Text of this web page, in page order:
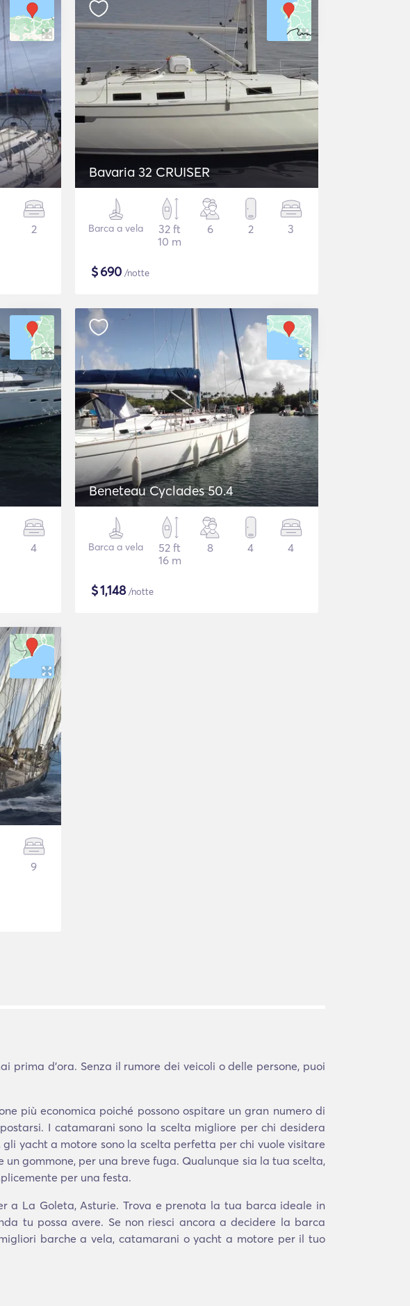
2
Bavaria 32 CRUISER
Barca a vela
32 ft
10 m
6 2 3
$690 /notte
4
Beneteau Cyclades 50.4
Barca a vela
52 ft
16 m
8 4 4
$1,148/notte
9
prima d'ora. Senza il rumore dei veicoli o delle persone, puoi
più economica poiché possono ospitare un gran numero di
I catamarani sono la scelta migliore per chi desidera
yacht a motore sono la scelta perfetta per chi vuole visitare
gommone, per una breve fuga. Qualunque sia la tua scelta,
per una festa.
a La Goleta, Asturie. Trova e prenota la tua barca ideale in
tu possa avere. Se non riesci ancora a decidere la barca
barche a vela, catamarani o yacht a motore per il tuo